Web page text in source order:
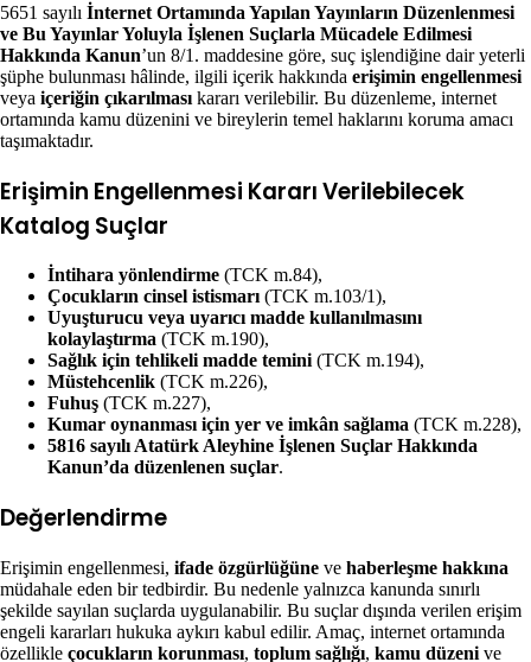
5651 sayılı İnternet Ortamında Yapılan Yayınların Düzenlenmesi
ve Bu Yayınlar Yoluyla İşlenen Suçlarla Mücadele Edilmesi
Hakkında Kanun’un 8/1. maddesine göre, suç işlendiğine dair yeterli
şüphe bulunması hâlinde, ilgili içerik hakkında erişimin engellenmesi
veya içeriğin çıkarılması kararı verilebilir. Bu düzenleme, internet
ortamında kamu düzenini ve bireylerin temel haklarını koruma amacı
taşımaktadır.
Erişimin Engellenmesi Kararı Verilebilecek
Katalog Suçlar
İntihara yönlendirme (TCK m.84),
Çocukların cinsel istismarı (TCK m.103/1),
Uyuşturucu veya uyarıcı madde kullanılmasını
kolaylaştırma (TCK m.190),
Sağlık için tehlikeli madde temini (TCK m.194),
Müstehcenlik (TCK m.226),
Fuhuş (TCK m.227),
Kumar oynanması için yer ve imkân sağlama (TCK m.228),
5816 sayılı Atatürk Aleyhine İşlenen Suçlar Hakkında
Kanun’da düzenlenen suçlar.
Değerlendirme
Erişimin engellenmesi, ifade özgürlüğüne ve haberleşme hakkına
müdahale eden bir tedbirdir. Bu nedenle yalnızca kanunda sınırlı
şekilde sayılan suçlarda uygulanabilir. Bu suçlar dışında verilen erişim
engeli kararları hukuka aykırı kabul edilir. Amaç, internet ortamında
özellikle çocukların korunması, toplum sağlığı, kamu düzeni ve